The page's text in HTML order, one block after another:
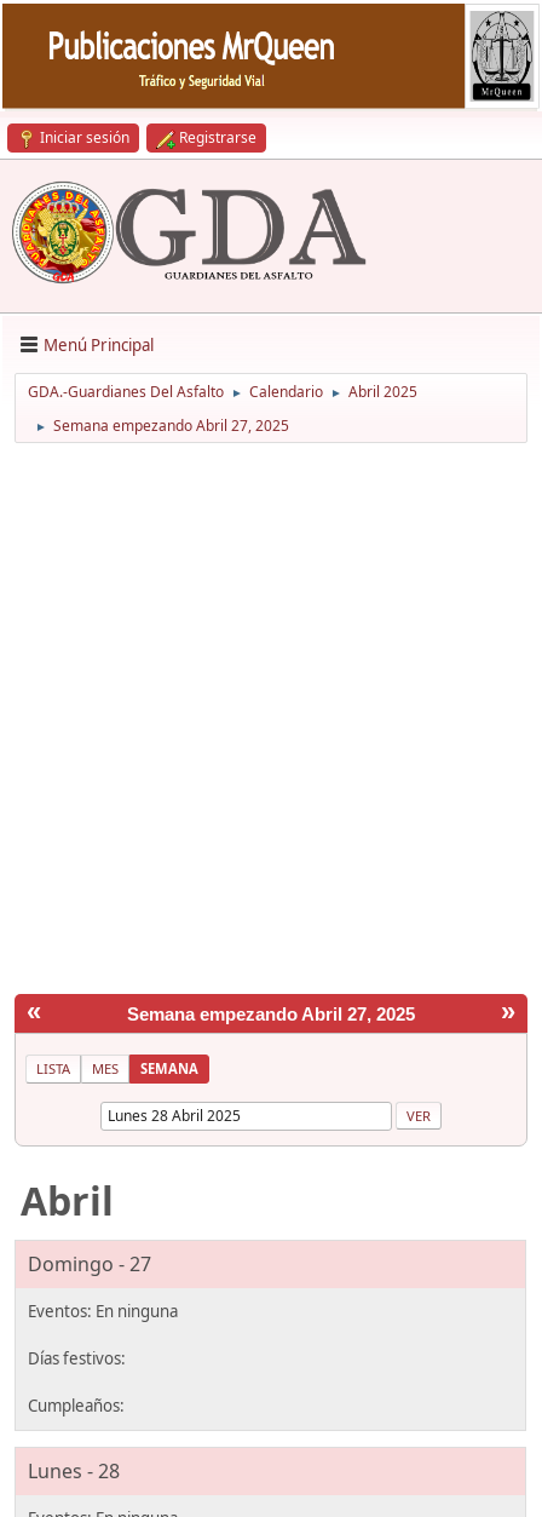
Iniciar sesión Registrarse
Menú Principal
GDA.-Guardianes Del Asfalto ► Calendario ► Abril 2025
► Semana empezando Abril 27, 2025
« »
Semana empezando Abril 27, 2025
LISTA MES SEMANA
Abril
Domingo - 27
Lunes - 28